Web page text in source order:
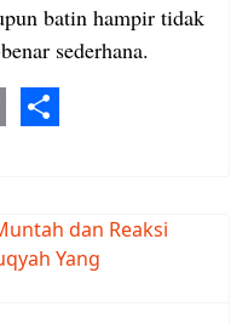
batin hampir tidak
sederhana.